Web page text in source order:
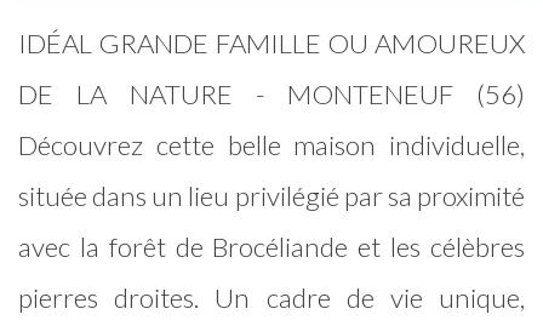
IDÉAL GRANDE FAMILLE OU AMOUREUX
DE LA NATURE - MONTENEUF (56)
Découvrez cette belle maison individuelle,
située dans un lieu privilégié par sa proximité
avec la forêt de Brocéliande et les célèbres
pierres droites. Un cadre de vie unique,